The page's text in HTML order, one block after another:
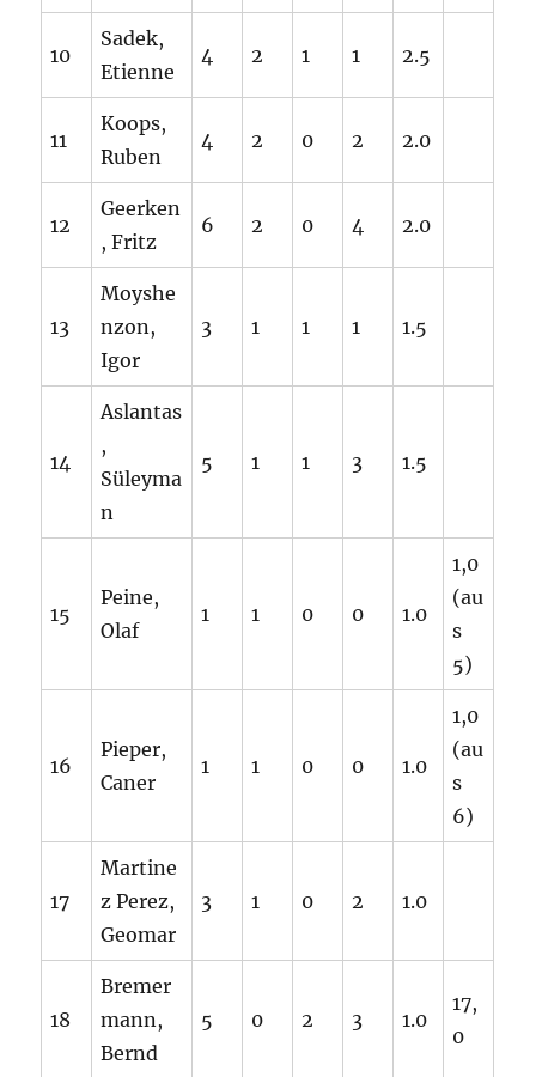
10
Sadek,
Etienne
4 2 1 1 2.5
11
Koops,
Ruben
4 2 0 2 2.0
12
Geerken
, Fritz
6 2 0 4 2.0
13
Moyshe
nzon,
Igor
3 1 1 1 1.5
14
Aslantas
,
Süleyma
n
5 1 1 3 1.5
15
Peine,
Olaf
1 1 0 0 1.0
1,0
(au
s
5)
16
Pieper,
Caner
1 1 0 0 1.0
1,0
(au
s
6)
17
Martine
z Perez,
Geomar
3 1 0 2 1.0
18
Bremer
mann,
Bernd
5 0 2 3 1.0
17,
0